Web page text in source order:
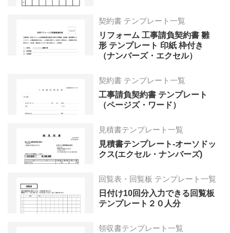
契約書 テンプレート一覧
リフォーム 工事請負契約書 雛
形 テンプレート 印紙 枠付き
（ナンバーズ・エクセル）
契約書 テンプレート一覧
工事請負契約書 テンプレート
（ページズ・ワード）
見積書テンプレート一覧
見積書テンプレート-オーソドッ
クス(エクセル・ナンバーズ)
回覧表・回覧板 テンプレート一覧
日付け10回分入力できる回覧板
テンプレート２０人分
領収書テンプレート一覧